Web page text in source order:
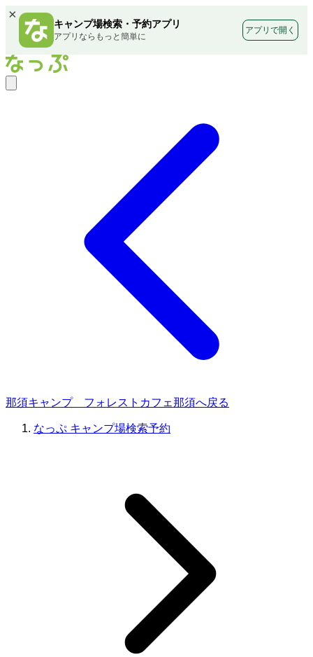
×
キャンプ場検索・予約アプリ
アプリならもっと簡単に
アプリで開く
那須キャンプ フォレストカフェ那須へ戻る
なっぷ キャンプ場検索予約